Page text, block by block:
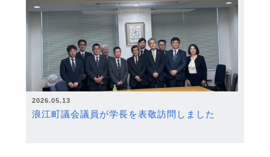
2026.05.13
浪江町議会議員が学長を表敬訪問しました